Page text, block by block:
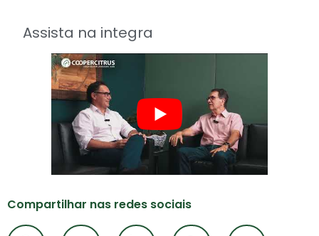
Assista na integra
Compartilhar nas redes sociais